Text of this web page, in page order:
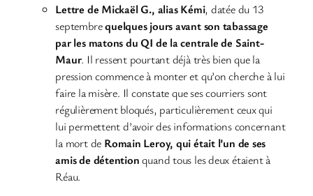
Lettre de Mickaël G., alias Kémi, datée du 13
septembrequelques jours avant son tabassage
par les matons du QI de la centrale de Saint-
Maur. Il ressent pourtant déjà très bien que la
pression commence à monter et qu’on cherche à lui
faire la misère. Il constate que ses courriers sont
régulièrement bloqués, particulièrement ceux qui
lui permettent d’avoir des informations concernant
la mort de Romain Leroy, qui était l’un de ses
amis de détentionquand tous les deux étaient à
Réau.